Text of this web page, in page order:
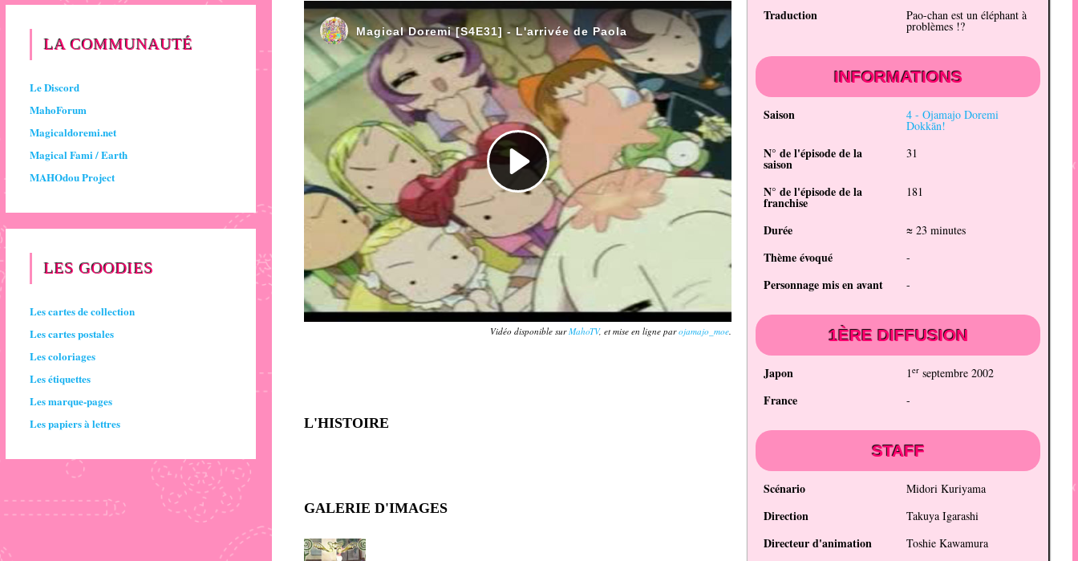
Traduction Pao-chan est un éléphant à
problèmes !?
INFORMATIONS
Saison 4 - Ojamajo Doremi
Dokkān!
N° de l'épisode de la
saison
31
N° de l'épisode de la
franchise
181
Durée ≈ 23 minutes
Thème évoqué -
Personnage mis en avant -
1ÈRE DIFFUSION
Japon 1erseptembre 2002
France -
STAFF
Scénario Midori Kuriyama
Direction Takuya Igarashi
Directeur d'animation Toshie Kawamura
Vidéo disponible surMahoTV, et mise en ligne parojamajo_moe
L'HISTOIRE
GALERIE D'IMAGES
LA COMMUNAUTÉ
Le Discord
MahoForum
Magicaldoremi.net
Magical Fami / Earth
MAHOdou Project
LES GOODIES
Les cartes de collection
Les cartes postales
Les coloriages
Les étiquettes
Les marque-pages
Les papiers à lettres